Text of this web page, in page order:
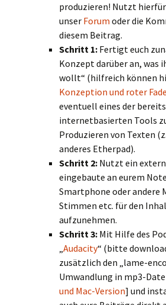
produzieren! Nutzt
unser Forum oder die
diesem Beitrag.
Schritt 1: Fertigt euch
Konzept darüber an, was
wollt“ (hilfreich können
Konzeption und roter
eventuell eines der
internetbasierten Tools
Produzieren von Texten
anderes Etherpad).
Schritt 2: Nutzt ein
eingebaute an eurem
Smartphone oder andere
Stimmen etc. für den
aufzunehmen.
Schritt 3: Mit Hilfe des
„Audacity“ (bitte
zusätzlich den „lame-
Umwandlung in mp3-
und Mac-Version] und